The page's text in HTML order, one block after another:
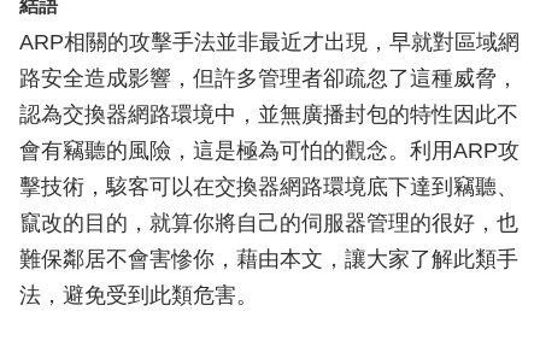
結語
ARP相關的攻擊手法並非最近才出現，早就對區域網
路安全造成影響，但許多管理者卻疏忽了這種威脅，
認為交換器網路環境中，並無廣播封包的特性因此不
會有竊聽的風險，這是極為可怕的觀念。利用ARP攻
擊技術，駭客可以在交換器網路環境底下達到竊聽、
竄改的目的，就算你將自己的伺服器管理的很好，也
難保鄰居不會害慘你，藉由本文，讓大家了解此類手
法，避免受到此類危害。